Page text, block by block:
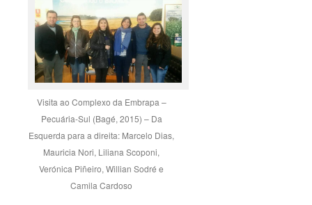
Visita ao Complexo da Embrapa –
Pecuária-Sul (Bagé, 2015) – Da
Esquerda para a direita: Marcelo Dias,
Mauricia Nori, Liliana Scoponi,
Verónica Piñeiro, Willian Sodré e
Camila Cardoso